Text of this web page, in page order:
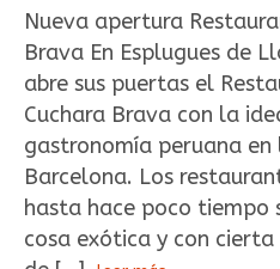
Nueva apertura
Brava En Esplugues de
abre sus puertas el
Cuchara Brava con la
gastronomía peruana en
Barcelona. Los
hasta hace poco tiempo
cosa exótica y con